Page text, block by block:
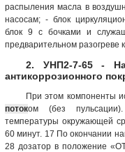
распыления масла в
насосам; - блок
блок 9 с бочками и
предварительном разогреве
2. УНП2-7-65 -
антикоррозионного
При этом компоненты
потоком (без
температуры окружающей
60 минут. 17 По окончании
28 дозатор в положение